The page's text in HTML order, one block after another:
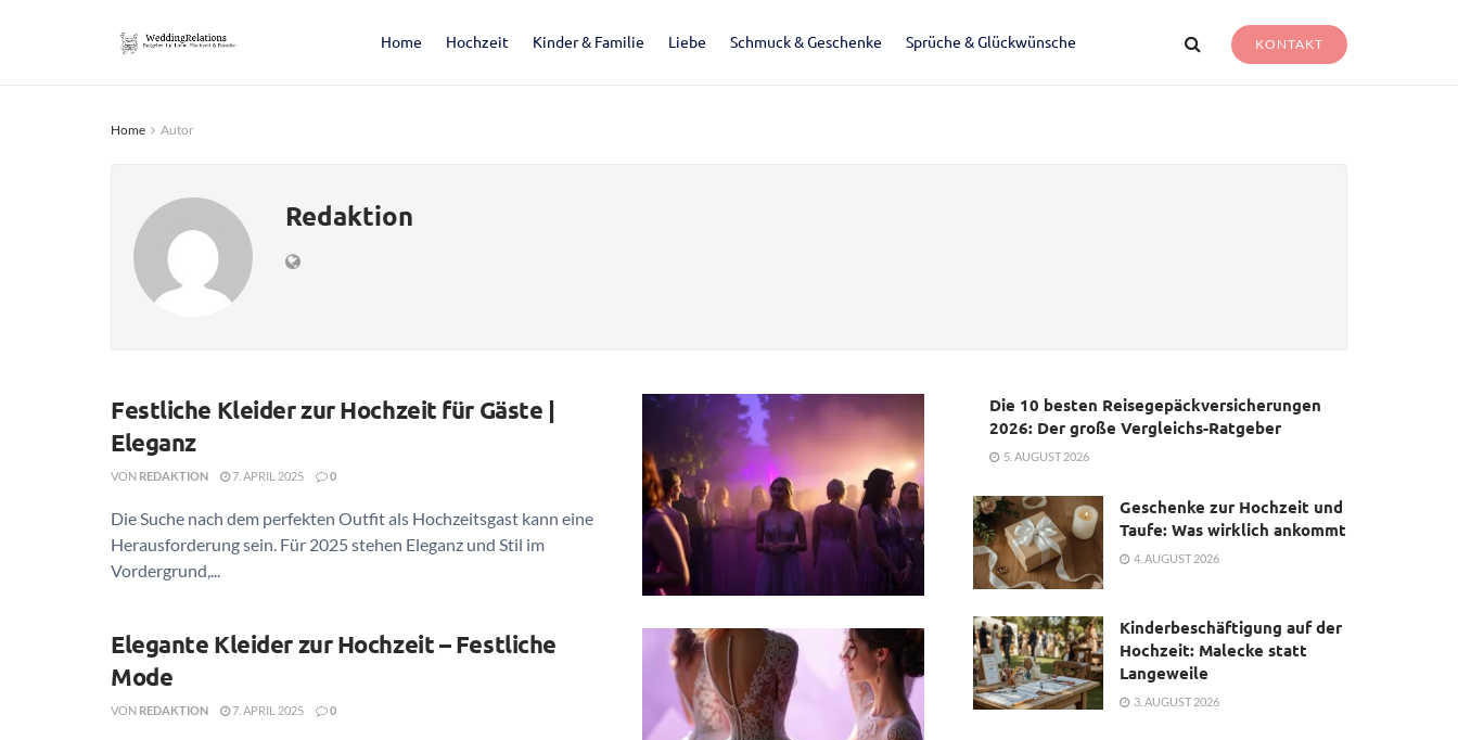
Home Hochzeit Kinder & Familie Liebe Schmuck & Geschenke Sprüche & Glückwünsche KONTAKT
Home Autor
Redaktion
Festliche Kleider zur Hochzeit für Gäste |
Eleganz
VON REDAKTION 7. APRIL 2025 0
Die Suche nach dem perfekten Outfit als Hochzeitsgast kann eine
Herausforderung sein. Für 2025 stehen Eleganz und Stil im
Vordergrund,...
Elegante Kleider zur Hochzeit – Festliche
Mode
VON REDAKTION 7. APRIL 2025 0
Die 10 besten Reisegepäckversicherungen
2026: Der große Vergleichs-Ratgeber
5. AUGUST 2026
Geschenke zur Hochzeit und
Taufe: Was wirklich ankommt
4. AUGUST 2026
Kinderbeschäftigung auf der
Hochzeit: Malecke statt
Langeweile
3. AUGUST 2026